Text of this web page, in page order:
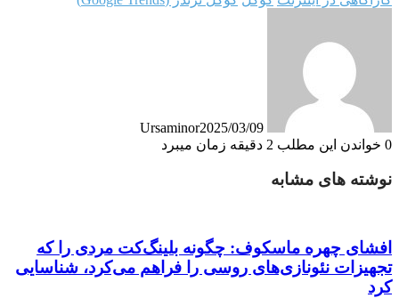
Ursaminor2025/03/09
0 خواندن این مطلب 2 دقیقه زمان میبرد
نوشته های مشابه
افشای چهره ماسکوف: چگونه بلینگ‌کت مردی را که
تجهیزات نئونازی‌های روسی را فراهم می‌کرد، شناسایی
کرد